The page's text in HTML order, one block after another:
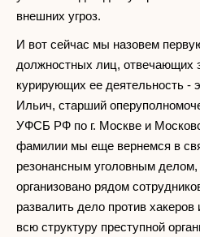
внешних угроз.
И вот сейчас мы назовем
должностных лиц, отвечающих
курирующих ее деятельность -
Ильич, старший
УФСБ РФ по г. Москве и
фамилии мы еще вернемся в
резонансным уголовным
организовано рядом
развалить дело против
всю структуру преступной